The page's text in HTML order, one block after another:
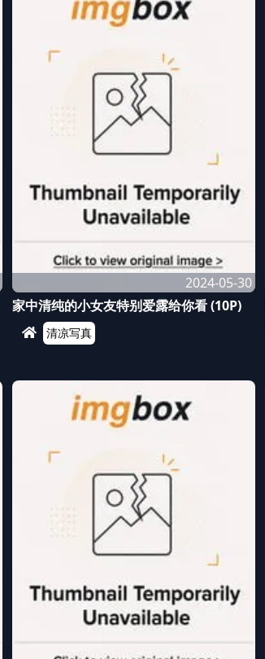
2024-05-30
家中清纯的小女友特别爱露给你看 (10P)
清凉写真